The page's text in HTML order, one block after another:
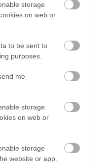
storage
on web or
to be sent to
purposes.
me
storage
on web or
storage
website or app.
BOGÁCSON, A
06
CHERY TIGGO 9
06|Barta Autó